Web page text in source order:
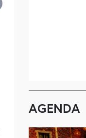
AGENDA